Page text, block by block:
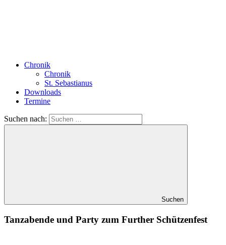
Chronik
Chronik
St. Sebastianus
Downloads
Termine
Suchen nach:
Suchen
Tanzabende und Party zum Further Schützenfest